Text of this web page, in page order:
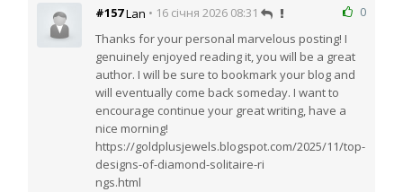
0
#157Lan • 16 січня 2026 08:31
Thanks for your personal marvelous posting! I
genuinely enjoyed reading it, you will be a great
author. I will be sure to bookmark your blog and
will eventually come back someday. I want to
encourage continue your great writing, have a
nice morning!
https://goldplusjewels.blogspot.com/2025/11/top-
designs-of-diamond-solitaire-ri
ngs.html